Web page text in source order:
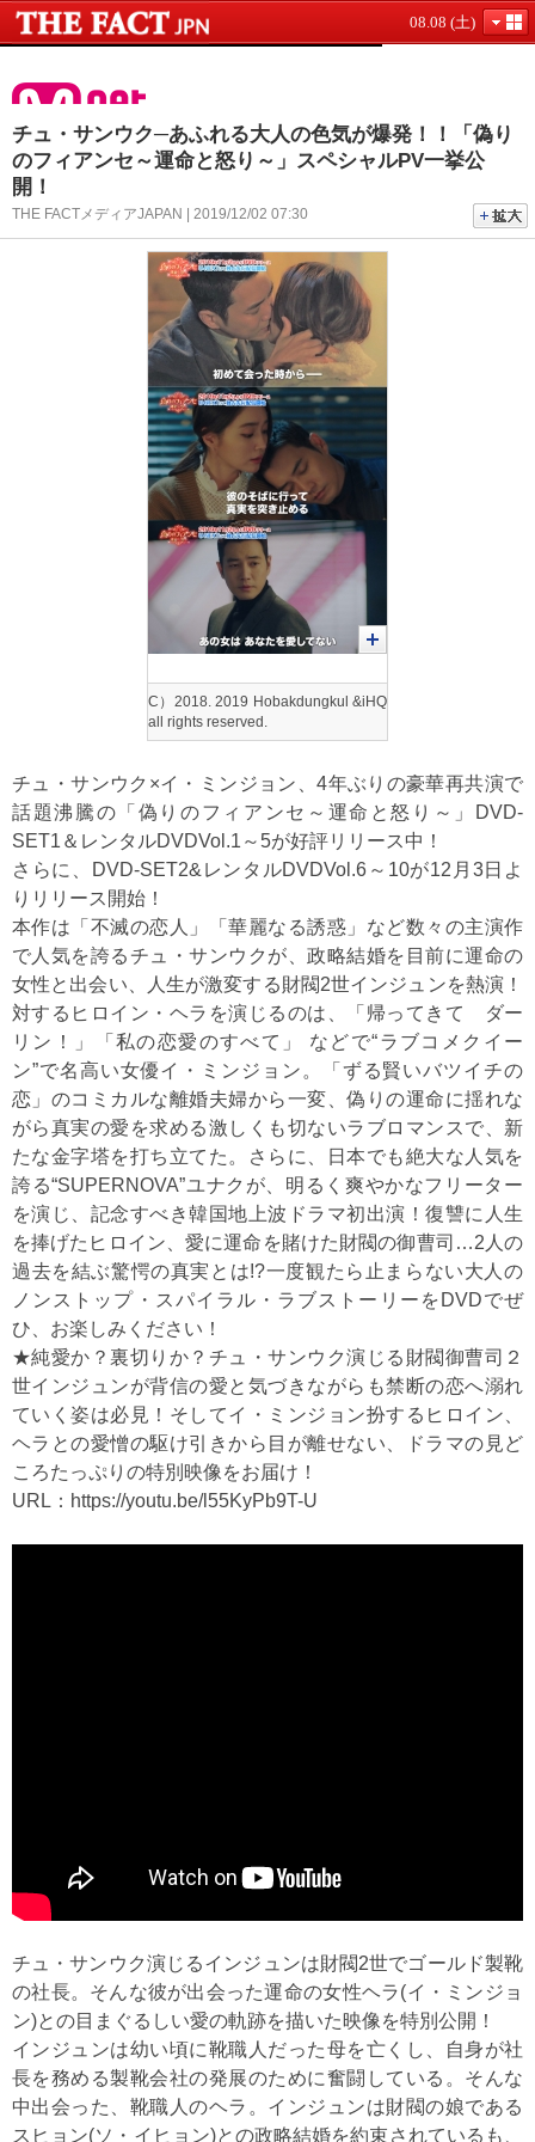
08.08 (土)
チュ・サンウク─あふれる大人の色気が爆発！！「偽り
のフィアンセ～運命と怒り～」スペシャルPV一挙公
開！
THE FACTメディアJAPAN | 2019/12/02 07:30
C）2018. 2019 Hobakdungkul &iHQ
all rights reserved.
チュ・サンウク×イ・ミンジョン、4年ぶりの豪華再共演で
話題沸騰の「偽りのフィアンセ～運命と怒り～」DVD-
SET1＆レンタルDVDVol.1～5が好評リリース中！
さらに、DVD-SET2&レンタルDVDVol.6～10が12月3日よ
りリリース開始！
本作は「不滅の恋人」「華麗なる誘惑」など数々の主演作
で人気を誇るチュ・サンウクが、政略結婚を目前に運命の
女性と出会い、人生が激変する財閥2世インジュンを熱演！
対するヒロイン・ヘラを演じるのは、「帰ってきて ダー
リン！」「私の恋愛のすべて」 などで“ラブコメクイー
ン”で名高い女優イ・ミンジョン。「ずる賢いバツイチの
恋」のコミカルな離婚夫婦から一変、偽りの運命に揺れな
がら真実の愛を求める激しくも切ないラブロマンスで、新
たな金字塔を打ち立てた。さらに、日本でも絶大な人気を
誇る“SUPERNOVA”ユナクが、明るく爽やかなフリーター
を演じ、記念すべき韓国地上波ドラマ初出演！復讐に人生
を捧げたヒロイン、愛に運命を賭けた財閥の御曹司…2人の
過去を結ぶ驚愕の真実とは!?一度観たら止まらない大人の
ノンストップ・スパイラル・ラブストーリーをDVDでぜ
ひ、お楽しみください！
★純愛か？裏切りか？チュ・サンウク演じる財閥御曹司２
世インジュンが背信の愛と気づきながらも禁断の恋へ溺れ
ていく姿は必見！そしてイ・ミンジョン扮するヒロイン、
ヘラとの愛憎の駆け引きから目が離せない、ドラマの見ど
ころたっぷりの特別映像をお届け！
URL： https://youtu.be/l55KyPb9T-U
チュ・サンウク演じるインジュンは財閥2世でゴールド製靴
の社長。そんな彼が出会った運命の女性ヘラ(イ・ミンジョ
ン)との目まぐるしい愛の軌跡を描いた映像を特別公開！
インジュンは幼い頃に靴職人だった母を亡くし、自身が社
長を務める製靴会社の発展のために奮闘している。そんな
中出会った、靴職人のヘラ。インジュンは財閥の娘である
スヒョン(ソ・イヒョン)との政略結婚を約束されているも、